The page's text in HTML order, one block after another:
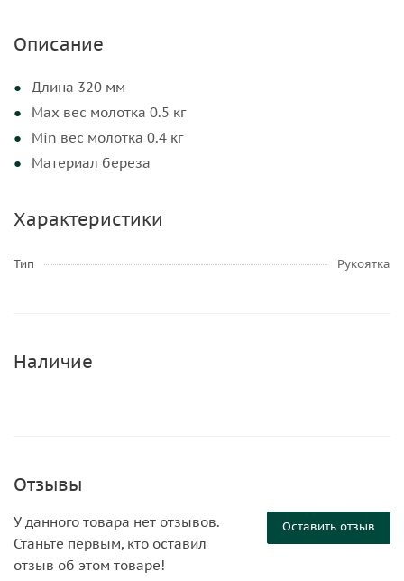
Описание
Длина 320 мм
Мах вес молотка 0.5 кг
Min вес молотка 0.4 кг
Материал береза
Характеристики
Тип Рукоятка
Наличие
Отзывы
Оставить отзыв
У данного товара нет отзывов.
Станьте первым, кто оставил
отзыв об этом товаре!